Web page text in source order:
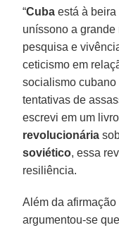
“Cuba está à beira
uníssono a
pesquisa e
ceticismo em
socialismo
tentativas de
escrevi em um
revolucionária
soviético, essa
resiliência.
Além da
argumentou-se